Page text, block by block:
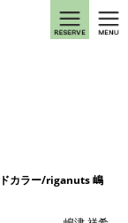
カラー/riganuts 嶋